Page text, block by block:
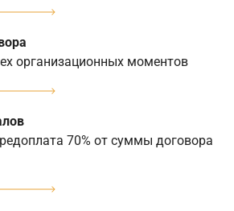
организационных моментов
70% от суммы договора